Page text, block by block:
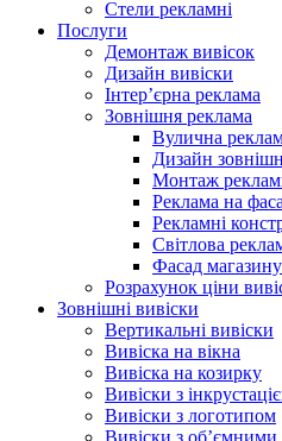
Стели рекламні
Послуги
Демонтаж вивісок
Дизайн вивіски
Інтер’єрна реклама
Зовнішня реклама
Вулична
Дизайн
Монтаж
Реклама на
Рекламні
Світлова
Фасад магазину
Розрахунок ціни
Зовнішні вивіски
Вертикальні вивіски
Вивіска на вікна
Вивіска на козирку
Вивіски з
Вивіски з логотипом
Вивіски з об’ємними